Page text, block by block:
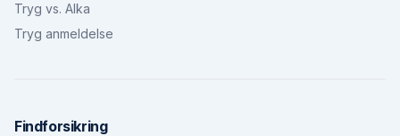
Tryg vs. Alka
Tryg anmeldelse
Findforsikring